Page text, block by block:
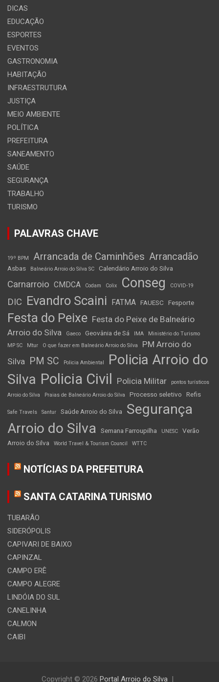
DICAS
EDUCAÇÃO
ESPORTES
EVENTOS
GASTRONOMIA
HABITAÇÃO
INFRAESTRUTURA
JUSTIÇA
MEIO AMBIENTE
POLÍTICA
PREFEITURA
SANEAMENTO
SAÚDE
SEGURANÇA
TRABALHO
TURISMO
PALAVRAS CHAVE
19º BPM Arrancada de Caminhões Arrancadão
Asbas Balneário Arroio do Silva SC Calendário Arroio do Silva
Carnarroio CMDCA Codam Colix Conseg COVID-19
DIC Evandro Scaini FATMA FAUESC Fesporte
Festa do Peixe Festa do Peixe de Balneário
Arroio do Silva
Gaeco Geovânia de Sá IMA
Ministério do Turismo
MP SC
Mtur O que fazer em Balneário Arroio do Silva
PM Arroio do
Silva
PM SC Policia Ambiental
Policia Arroio do
Silva Policia Civil Policia Militar
pontos turísticos
Arroio do Silva
Praias de Balneário Arroio do Silva Processo seletivo Refis
Safe Travels Santur Saúde Arroio do Silva
Segurança
Arroio do Silva
Semana Farroupilha UNESC
Verão
Arroio do Silva
World Travel & Tourism Council WTTC
NOTÍCIAS DA PREFEITURA
SANTA CATARINA TURISMO
TUBARÃO
SIDERÓPOLIS
CAPIVARI DE BAIXO
CAPINZAL
CAMPO ERÊ
CAMPO ALEGRE
LINDÓIA DO SUL
CANELINHA
CALMON
CAIBI
Copyright © 2026 Portal Arroio do Silva